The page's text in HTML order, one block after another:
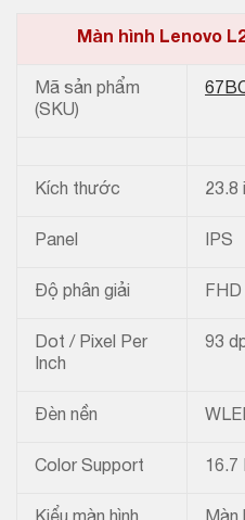
Màn hình Lenovo
Mã sản phẩm
(SKU)
Kích thước 23.8
Panel IPS
Độ phân giải
Dot / Pixel Per
Inch
93
Đèn nền
Color Support 16.7